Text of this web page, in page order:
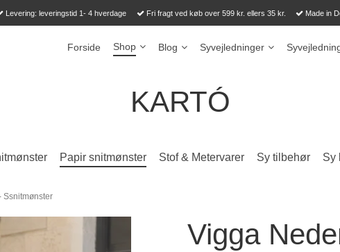
Levering: leveringstid 1- 4 hverdage Fri fragt ved køb over 599 kr. ellers 35 kr. Made in
Forside Shop Blog Syvejledninger
KARTÓ
Papir snitmønster Stof & Metervarer Sy tilbehør Sy
Ssnitmønster
Vigga